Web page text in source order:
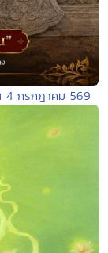
4 กรกฎาคม 569